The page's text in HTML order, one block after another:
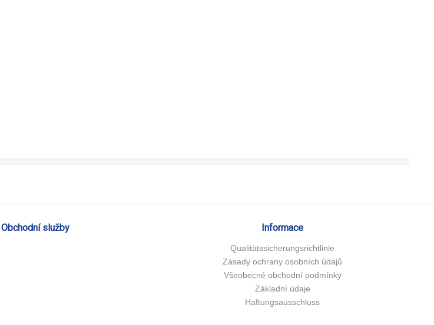
Obchodní služby Informace
Qualitätssicherungsrichtlinie
Zásady ochrany osobních údajů
Všeobecné obchodní podmínky
Základní údaje
Haftungsausschluss